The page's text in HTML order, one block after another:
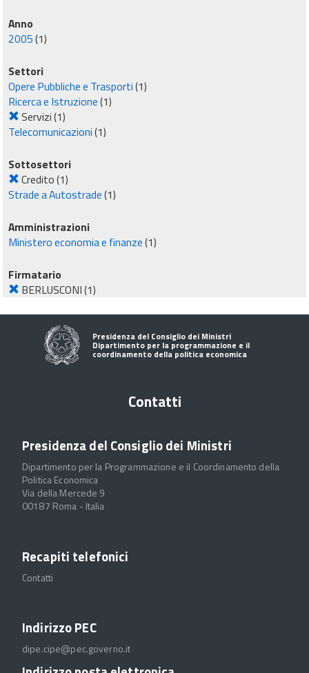
Anno
2005(1)
Settori
Opere Pubbliche e Trasporti(1)
Ricerca e Istruzione(1)
Servizi(1)
Telecomunicazioni(1)
Sottosettori
Credito(1)
Strade a Autostrade(1)
Amministrazioni
Ministero economia e finanze(1)
Firmatario
BERLUSCONI(1)
Presidenza del Consiglio dei Ministri
Dipartimento per la programmazione e il
coordinamento della politica economica
Contatti
Presidenza del Consiglio dei Ministri
Dipartimento per la Programmazione e il Coordinamento della
Politica Economica
Via della Mercede 9
00187 Roma - Italia
Recapiti telefonici
Contatti
Indirizzo PEC
dipe.cipe@pec.governo.it